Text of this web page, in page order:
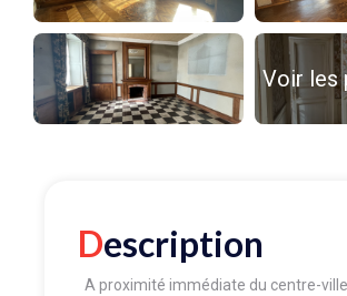
Voir les
Description
A proximité immédiate du centre-